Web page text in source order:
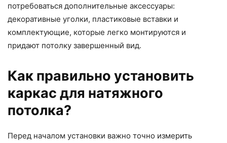
потребоваться дополнительные аксессуары:
декоративные уголки, пластиковые вставки и
комплектующие, которые легко монтируются и
придают потолку завершенный вид.
Как правильно установить
каркас для натяжного
потолка?
Перед началом установки важно точно измерить